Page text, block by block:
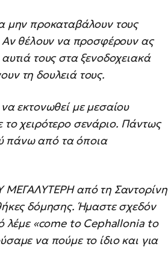
μην προκαταβάλουν τους
Αν θέλουν να προσφέρουν ας
τους στα ξενοδοχειακά
τη δουλειά τους.
εκτονωθεί με μεσαίου
χειρότερο σενάριο. Πάντως
πάνω από τα όποια
ΜΕΓΑΛΥΤΕΡΗ από τη Σαντορίνη
δόμησης. Ήμαστε σχεδόν
λέμε «come to Cephallonia to
να πούμε το ίδιο και για